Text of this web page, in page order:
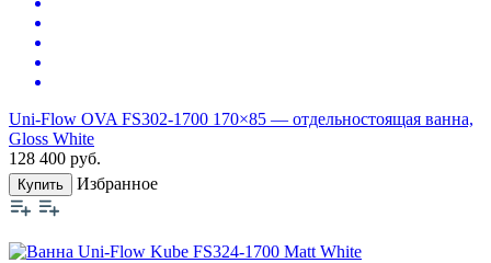
Uni-Flow OVA FS302-1700 170×85 — отдельностоящая ванна,
Gloss White
128 400 руб.
Купить Избранное